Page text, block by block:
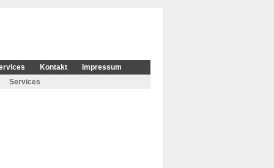
Kontakt
Impressum
Services